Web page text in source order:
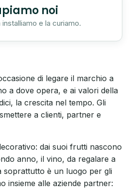
noi
e la curiamo.
di legare il marchio a
a dove opera, e ai valori della
la crescita nel tempo. Gli
a clienti, partner e
dai suoi frutti nascono
anno, il vino, da regalare a
soprattutto è un luogo per gli
insieme alle aziende partner: